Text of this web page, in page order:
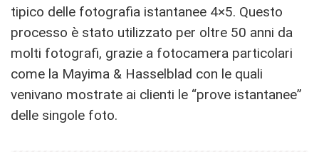
tipico delle fotografia istantanee 4×5. Questo
processo è stato utilizzato per oltre 50 anni da
molti fotografi, grazie a fotocamera particolari
come la Mayima & Hasselblad con le quali
venivano mostrate ai clienti le “prove istantanee”
delle singole foto.